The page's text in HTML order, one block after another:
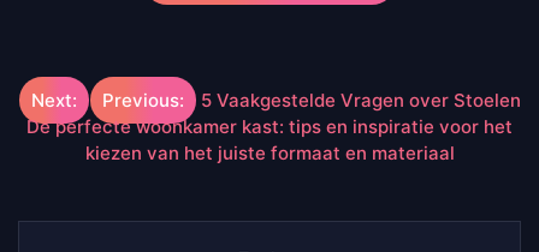
Berichtnavigatie
Previous: 5 Vaakgestelde Vragen over Stoelen
Next:
De perfecte woonkamer kast: tips en inspiratie voor het
kiezen van het juiste formaat en materiaal